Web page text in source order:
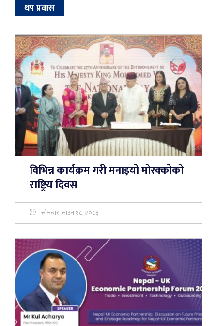
थप प्रवास
विभिन्न कार्यक्रम गरी मनाइयो मोरक्कोको
राष्ट्रिय दिवस
सोमबार, साउन १८, २०८३